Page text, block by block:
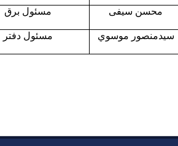
محسن سیفی مسئول برق
سيدمنصور موسوي مسئول دفتر